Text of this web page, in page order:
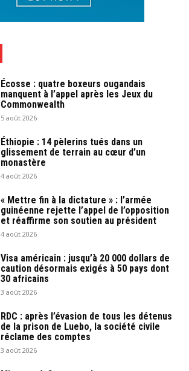
Écosse : quatre boxeurs ougandais
manquent à l’appel après les Jeux du
Commonwealth
5 août 2026
Éthiopie : 14 pèlerins tués dans un
glissement de terrain au cœur d’un
monastère
4 août 2026
« Mettre fin à la dictature » : l’armée
guinéenne rejette l’appel de l’opposition
et réaffirme son soutien au président
4 août 2026
Visa américain : jusqu’à 20 000 dollars de
caution désormais exigés à 50 pays dont
30 africains
3 août 2026
RDC : après l’évasion de tous les détenus
de la prison de Luebo, la société civile
réclame des comptes
3 août 2026